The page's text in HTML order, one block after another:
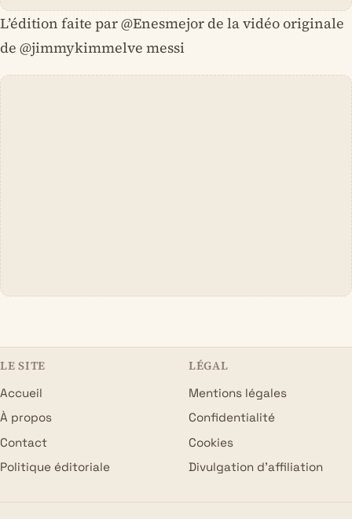
L’édition faite par @Enesmejor de la vidéo originale
de @jimmykimmelve messi
LE SITE
Accueil
À propos
Contact
Politique éditoriale
LÉGAL
Mentions légales
Confidentialité
Cookies
Divulgation d’affiliation